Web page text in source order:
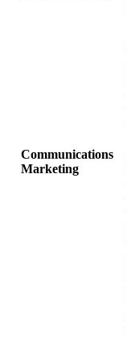
Communications
Marketing